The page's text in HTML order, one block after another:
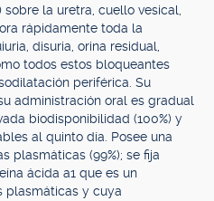
la uretra, cuello vesical,
rápidamente toda la
disuria, orina residual,
todos estos bloqueantes
periférica. Su
administración oral es gradual
biodisponibilidad (100%) y
al quinto día. Posee una
plasmáticas (99%); se fija
ácida a1 que es un
plasmáticas y cuya